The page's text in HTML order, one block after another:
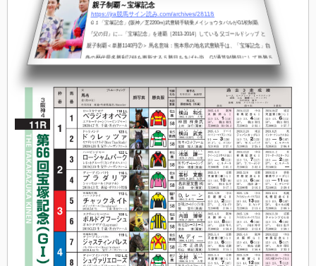
親子制覇～宝塚記念
https://jra競馬サイン読み.com/archives/28118
Ｇ１「宝塚記念」(阪神／芝2200m)武豊騎手騎乗メイショウタバルがG1初制覇
『父の日』に…「宝塚記念」を連覇［2013-2014］している 父ゴールドシップ と
親子制覇＜単勝1140円⑦＞ 馬名意味：熊本県の地名武豊騎手は、「宝塚記念」自
身の歴代最多勝利記録を更新する５勝目をあげた尚、G1通算84勝目にして単勝５
４８勝 ２番人気…１７勝 ３番人気… ９勝 ４番人気… ９勝 ｜ ７番人
気… １勝 宝塚記念ファン投票が教えてくれた「宝塚記念」ファン投票の最...